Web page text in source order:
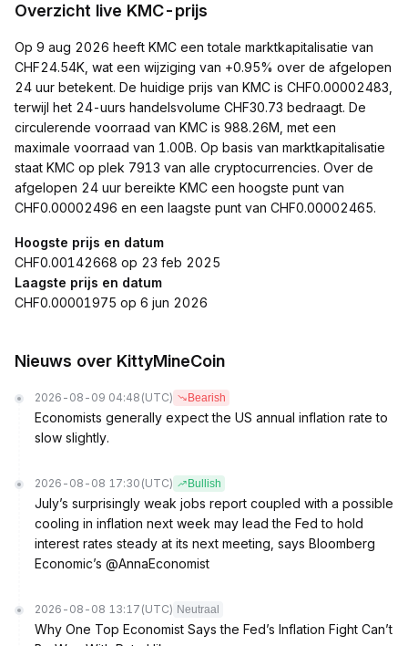
Overzicht live KMC-prijs
Op 9 aug 2026 heeft KMC een totale marktkapitalisatie van
CHF24.54K, wat een wijziging van +0.95% over de afgelopen
24 uur betekent. De huidige prijs van KMC is CHF0.00002483,
terwijl het 24-uurs handelsvolume CHF30.73 bedraagt. De
circulerende voorraad van KMC is 988.26M, met een
maximale voorraad van 1.00B. Op basis van marktkapitalisatie
staat KMC op plek 7913 van alle cryptocurrencies. Over de
afgelopen 24 uur bereikte KMC een hoogste punt van
CHF0.00002496 en een laagste punt van CHF0.00002465.
Hoogste prijs en datum
CHF0.00142668 op 23 feb 2025
Laagste prijs en datum
CHF0.00001975 op 6 jun 2026
Nieuws over KittyMineCoin
2026-08-09 04:48 (UTC) Bearish
Economists generally expect the US annual inflation rate to
slow slightly.
2026-08-08 17:30 (UTC) Bullish
July’s surprisingly weak jobs report coupled with a possible
cooling in inflation next week may lead the Fed to hold
interest rates steady at its next meeting, says Bloomberg
Economic’s @AnnaEconomist
2026-08-08 13:17 (UTC) Neutraal
Why One Top Economist Says the Fed’s Inflation Fight Can’t